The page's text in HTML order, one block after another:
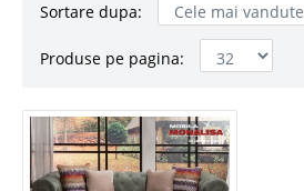
Sortare dupa:
Produse pe pagina: